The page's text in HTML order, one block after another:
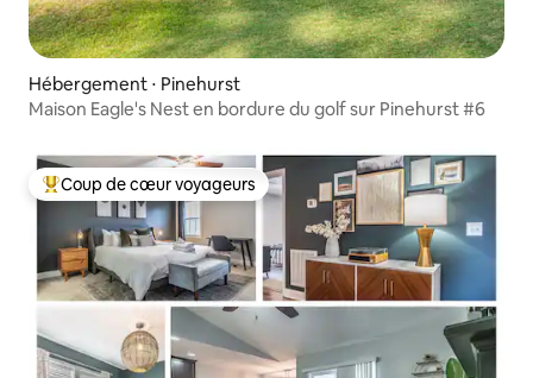
Hébergement ⋅ Pinehurst
Maison Eagle's Nest en bordure du golf sur Pinehurst #6
Coups de cœur voyageurs les plus appréciés
Coup de cœur voyageurs